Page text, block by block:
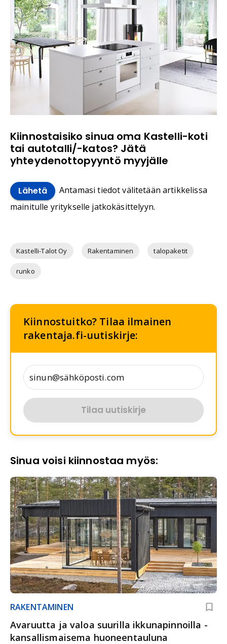
Kiinnostaisiko sinua oma Kastelli-koti
tai autotalli/-katos? Jätä
yhteydenottopyyntö myyjälle
Lähetä
Antamasi tiedot välitetään artikkelissa
mainitulle yritykselle jatkokäsittelyyn.
Kastelli-Talot Oy Rakentaminen talopaketit
runko
Kiinnostuitko? Tilaa ilmainen
rakentaja.fi-uutiskirje:
Tilaa uutiskirje
Sinua voisi kiinnostaa myös:
RAKENTAMINEN
Avaruutta ja valoa suurilla ikkuna­pinnoilla -
kansallis­maisema huoneen­tauluna